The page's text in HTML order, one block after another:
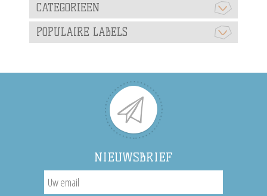
CATEGORIEEN
POPULAIRE LABELS
NIEUWSBRIEF